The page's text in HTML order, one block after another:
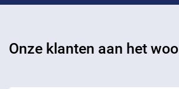
Onze klanten aan het